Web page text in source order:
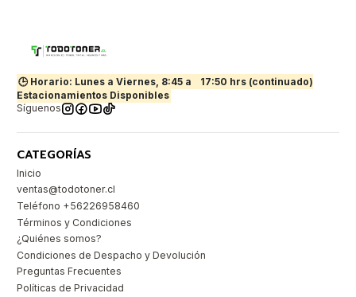
🕒 Horario: Lunes a Viernes, 8:45 a
17:50 hrs (continuado)
Estacionamientos Disponibles
Síguenos
CATEGORÍAS
Inicio
ventas@todotoner.cl
Teléfono +56226958460
Términos y Condiciones
¿Quiénes somos?
Condiciones de Despacho y Devolución
Preguntas Frecuentes
Políticas de Privacidad